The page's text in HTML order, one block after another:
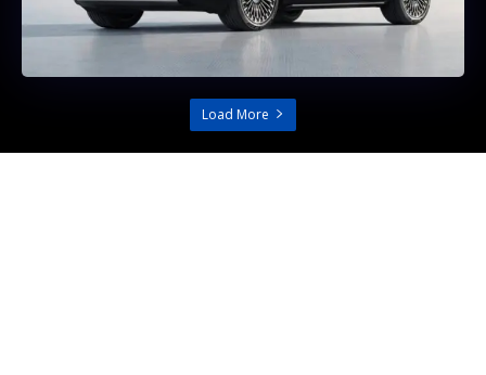
Load More